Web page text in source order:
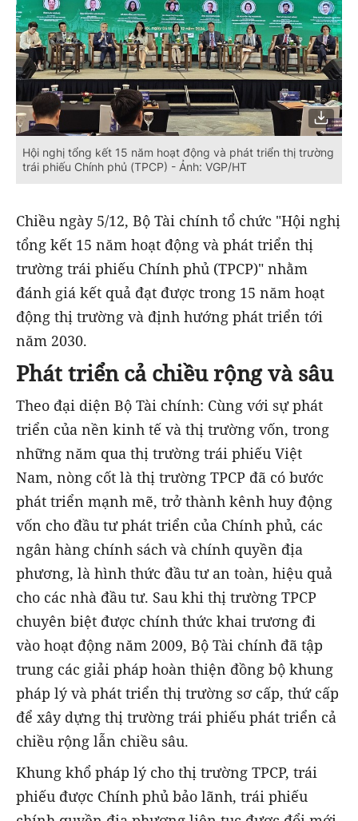
Hội nghị tổng kết 15 năm hoạt động và phát triển thị trường
trái phiếu Chính phủ (TPCP) - Ảnh: VGP/HT
Chiều ngày 5/12, Bộ Tài chính tổ chức "Hội nghị
tổng kết 15 năm hoạt động và phát triển thị
trường trái phiếu Chính phủ (TPCP)" nhằm
đánh giá kết quả đạt được trong 15 năm hoạt
động thị trường và định hướng phát triển tới
năm 2030.
Phát triển cả chiều rộng và sâu
Theo đại diện Bộ Tài chính: Cùng với sự phát
triển của nền kinh tế và thị trường vốn, trong
những năm qua thị trường trái phiếu Việt
Nam, nòng cốt là thị trường TPCP đã có bước
phát triển mạnh mẽ, trở thành kênh huy động
vốn cho đầu tư phát triển của Chính phủ, các
ngân hàng chính sách và chính quyền địa
phương, là hình thức đầu tư an toàn, hiệu quả
cho các nhà đầu tư. Sau khi thị trường TPCP
chuyên biệt được chính thức khai trương đi
vào hoạt động năm 2009, Bộ Tài chính đã tập
trung các giải pháp hoàn thiện đồng bộ khung
pháp lý và phát triển thị trường sơ cấp, thứ cấp
để xây dựng thị trường trái phiếu phát triển cả
chiều rộng lẫn chiều sâu.
Khung khổ pháp lý cho thị trường TPCP, trái
phiếu được Chính phủ bảo lãnh, trái phiếu